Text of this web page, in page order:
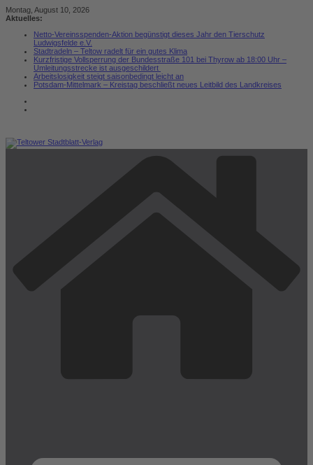
Zum
Inhalt
Montag, August 10, 2026
Aktuelles:
Netto-Vereinsspenden-Aktion begünstigt dieses Jahr den Tierschutz
Ludwigsfelde e.V.
Stadtradeln – Teltow radelt für ein gutes Klima
Kurzfristige Vollsperrung der Bundesstraße 101 bei Thyrow ab 18:00 Uhr –
Umleitungsstrecke ist ausgeschildert
Arbeitslosigkeit steigt saisonbedingt leicht an
Potsdam-Mittelmark – Kreistag beschließt neues Leitbild des Landkreises